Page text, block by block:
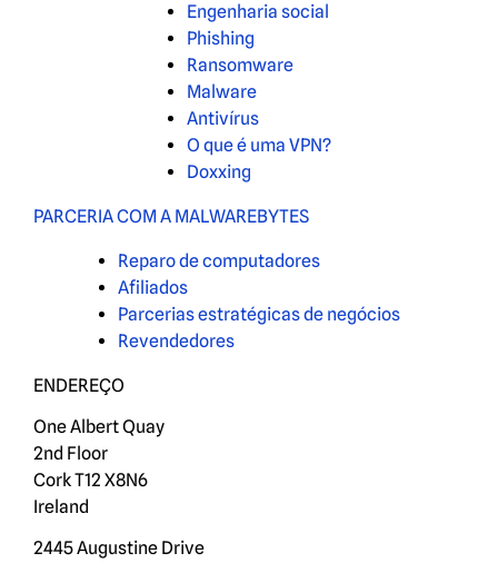
Engenharia social
Phishing
Ransomware
Malware
Antivírus
O que é uma VPN?
Doxxing
PARCERIA COM A MALWAREBYTES
Reparo de computadores
Afiliados
Parcerias estratégicas de negócios
Revendedores
ENDEREÇO
One Albert Quay
2nd Floor
Cork T12 X8N6
Ireland
2445 Augustine Drive